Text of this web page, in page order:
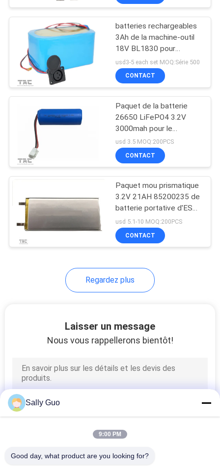
batteries rechargeables
3Ah de la machine-outil
18V BL1830 pour
surveiller le dispositif
usd3-5 each set MOQ:Série 500
CONTACT
Paquet de la batterie
26650 LiFePO4 3.2V
3000mah pour le
système et la lampe de
piste de voiture
usd 3.5 MOQ:200PCS
CONTACT
Paquet mou prismatique
3.2V 21AH 85200235 de
batterie portative d'ESS
LiFePO4
usd 5.1-10 MOQ:200PCS
CONTACT
Regardez plus
Laisser un message
Nous vous rappellerons bientôt!
Sally Guo
9:00 PM
Good day, what product are you looking for?